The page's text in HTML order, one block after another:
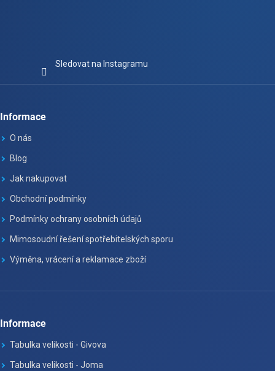
Sledovat na Instagramu
Informace
O nás
Blog
Jak nakupovat
Obchodní podmínky
Podmínky ochrany osobních údajů
Mimosoudní řešení spotřebitelských sporu
Výměna, vrácení a reklamace zboží
Informace
Tabulka velikosti - Givova
Tabulka velikosti - Joma